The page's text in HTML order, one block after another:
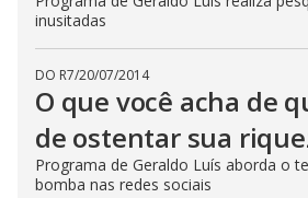
inusitadas
DO R7/20/07/2014
O que você acha de
de ostentar sua
Programa de Geraldo Luís aborda o
bomba nas redes sociais